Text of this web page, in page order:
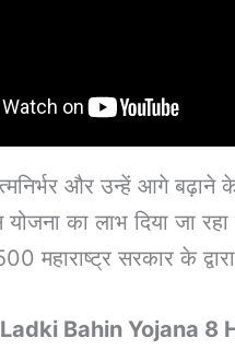
और उन्हें आगे बढ़ाने
का लाभ दिया जा रहा
महाराष्ट्र सरकार के
Ladki Bahin Yojana 8